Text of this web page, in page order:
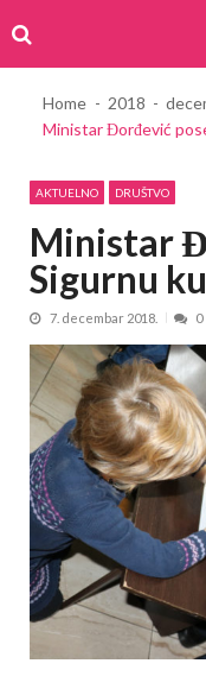
to
navigation
to
content
Home 2018
Ministar Đorđević
AKTUELNO DRUŠTVO
Ministar
Sigurnu
7. decembar 2018. 0